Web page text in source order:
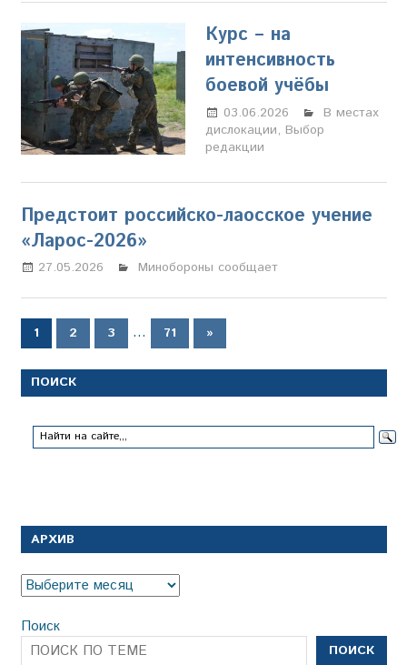
Курс – на
интенсивность
боевой учёбы
03.06.2026
Марина
Щербакова
В местах
дислокации, Выбор
редакции
Предстоит российско-лаосское учение
«Ларос-2026»
27.05.2026 Марина Щербакова
Минобороны сообщает
Пагинация
1 2 3 … 71
Следующие
записи
»
ПОИСК
АРХИВ
Архив
Поиск
ПОИСК